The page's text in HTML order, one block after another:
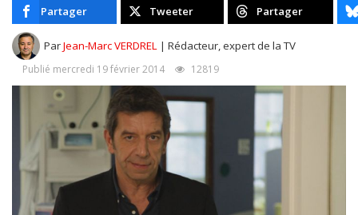
Partager Tweeter Partager
ParJean-Marc VERDREL | Rédacteur, expert de la TV
Publié mercredi 19 février 2014 12819